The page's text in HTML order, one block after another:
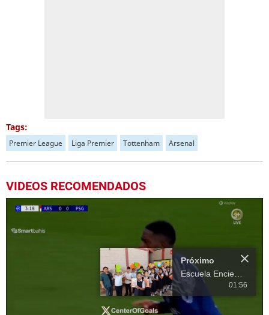
Tags:
Premier League Liga Premier Tottenham Arsenal
VIDEOS RECOMENDADOS
Próximo
01:56